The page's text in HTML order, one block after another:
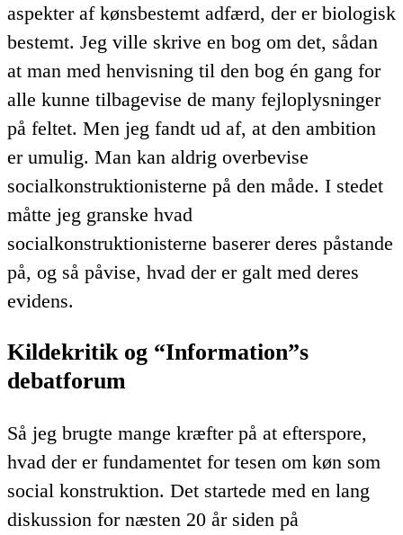
aspekter af kønsbestemt adfærd, der er biologisk
bestemt. Jeg ville skrive en bog om det, sådan
at man med henvisning til den bog én gang for
alle kunne tilbagevise de many fejloplysninger
på feltet. Men jeg fandt ud af, at den ambition
er umulig. Man kan aldrig overbevise
socialkonstruktionisterne på den måde. I stedet
måtte jeg granske hvad
socialkonstruktionisterne baserer deres påstande
på, og så påvise, hvad der er galt med deres
evidens.
Kildekritik og “Information”s
debatforum
Så jeg brugte mange kræfter på at efterspore,
hvad der er fundamentet for tesen om køn som
social konstruktion. Det startede med en lang
diskussion for næsten 20 år siden på